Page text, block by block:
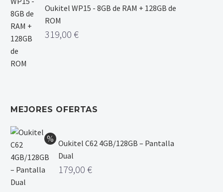
Oukitel WP15 - 8GB de RAM + 128GB de
ROM
con
de 5
319,00 €
MEJORES OFERTAS
Oukitel C62 4GB/128GB – Pantalla
Dual
179,00 €